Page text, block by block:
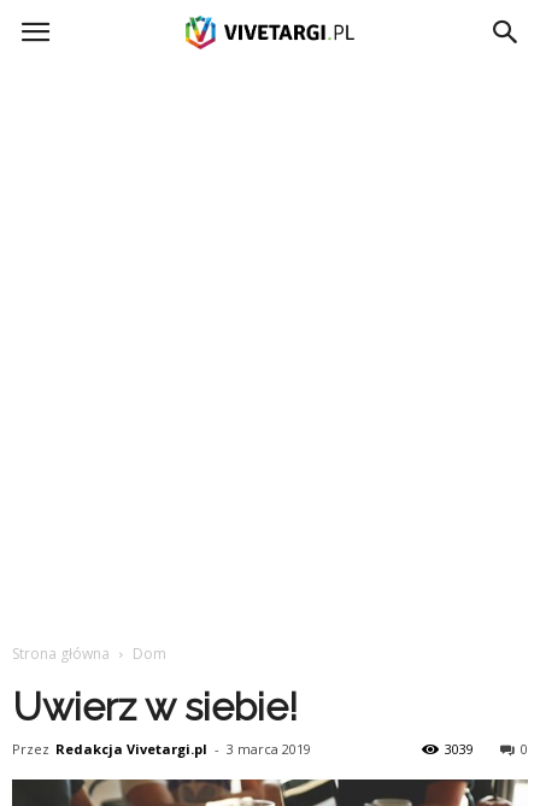
Vivetargi.pl
Strona główna Dom
Uwierz w siebie!
Przez Redakcja Vivetargi.pl - 3 marca 2019 0
3039